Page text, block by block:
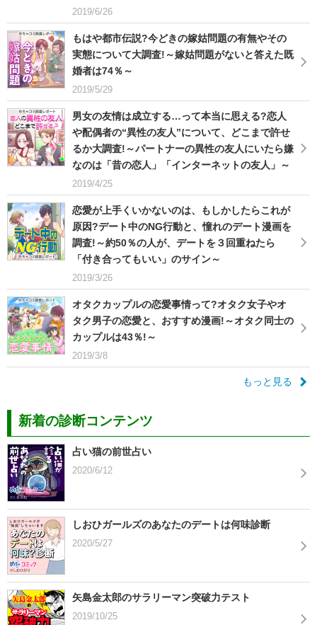
2019/6/26
もはや都市伝説?今どきの嫁姑問題の有無やその
実態について大調査!～嫁姑問題がないと答えた既
婚者は74％～
2019/5/29
男女の友情は成立する…って本当に思える?恋人
や配偶者の“異性の友人”について、どこまで許せ
るか大調査!～パートナーの異性の友人にいたら嫌
なのは「昔の恋人」「インターネットの友人」～
2019/4/25
恋愛が上手くいかないのは、もしかしたらこれが
原因?デート中のNG行動と、憧れのデート漫画を
調査!～約50％の人が、デートを３回重ねたら
「付き合ってもいい」のサイン～
2019/3/26
オタクカップルの恋愛事情って?オタク女子やオ
タク男子の恋愛と、おすすめ漫画!～オタク同士の
カップルは43％!～
2019/3/8
もっと見る
新着の診断コンテンツ
占い猫の前世占い
2020/6/12
しおひガールズのあなたのデートは何味診断
2020/5/27
矢島金太郎のサラリーマン突破力テスト
2019/10/25